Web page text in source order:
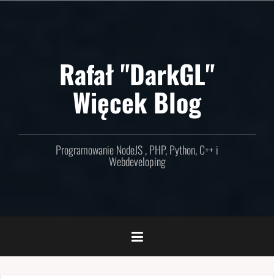
Rafał "DarkGL"
Więcek Blog
Programowanie NodeJS , PHP, Python, C++ i
Webdeveloping